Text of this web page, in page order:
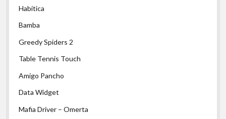
Habitica
Bamba
Greedy Spiders 2
Table Tennis Touch
Amigo Pancho
Data Widget
Mafia Driver – Omerta